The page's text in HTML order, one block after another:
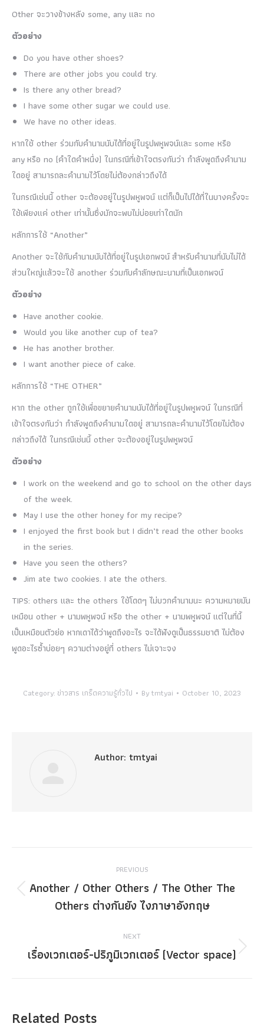
Other จะวางข้างหลัง some, any และ no
ตัวอย่าง
Do you have other shoes?
There are other jobs you could try.
Is there any other bread?
I have some other sugar we could use.
We have no other ideas.
หากใช้ other ร่วมกับคำนามนับได้ที่อยู่ในรูปพหูพจน์และ some หรือ
any หรือ no (คำใดคำหนึ่ง) ในกรณีที่เข้าใจตรงกันว่า กำลังพูดถึงคำนาม
ใดอยู่ สามารถละคำนามไว้โดยไม่ต้องกล่าวถึงได้
ในกรณีเช่นนี้ other จะต้องอยู่ในรูปพหูพจน์ แต่ก็เป็นไปได้ที่ในบางครั้งจะ
ใช้เพียงแค่ other เท่านั้นซึ่งมักจะพบไม่บ่อยเท่าใดนัก
หลักการใช้ “Another”
Another จะใช้กับคำนามนับได้ที่อยู่ในรูปเอกพจน์ สำหรับคำนามที่นับไม่ได้
ส่วนใหญ่แล้วจะใช้ another ร่วมกับคำลักษณะนามที่เป็นเอกพจน์
ตัวอย่าง
Have another cookie.
Would you like another cup of tea?
He has another brother.
I want another piece of cake.
หลักการใช้ “THE OTHER”
หาก the other ถูกใช้เพื่อขยายคำนามนับได้ที่อยู่ในรูปพหูพจน์ ในกรณีที่
เข้าใจตรงกันว่า กำลังพูดถึงคำนามใดอยู่ สามารถละคำนามไว้โดยไม่ต้อง
กล่าวถึงได้ ในกรณีเช่นนี้ other จะต้องอยู่ในรูปพหูพจน์
ตัวอย่าง
I work on the weekend and go to school on the other days
of the week.
May I use the other honey for my recipe?
I enjoyed the first book but I didn’t read the other books
in the series.
Have you seen the others?
Jim ate two cookies. I ate the others.
TIPS: others และ the others ใช้โดดๆ ไม่บวกคำนามนะ ความหมายมัน
เหมือน other + นามพหูพจน์ หรือ the other + นามพหูพจน์ แต่ในที่นี้
เป็นเหมือนตัวย่อ หากเดาได้ว่าพูดถึงอะไร จะได้ฟังดูเป็นธรรมชาติ ไม่ต้อง
พูดอะไรซ้ำบ่อยๆ ความต่างอยู่ที่ others ไม่เจาะจง
Category: ข่าวสาร เกร็ดความรู้ทั่วไป Bytmtyai October 10, 2023
Author: tmtyai
navigation
PREVIOUS
Previous
post:
Another / Other Others / The Other The
Others ต่างกันยัง ไงภาษาอังกฤษ
NEXT
Next
เรื่องเวกเตอร์-ปริภูมิเวกเตอร์ (Vector space)
Related Posts